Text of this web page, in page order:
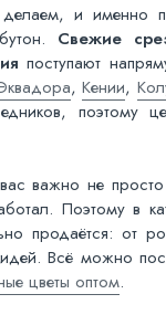
и именно
Свежие
поступают
, Кении,
поэтому
важно не
Поэтому в
продаётся: от
Всё можно
цветы оптом.